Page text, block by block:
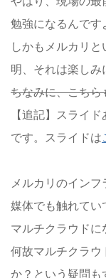
勉強になるんです
しかもメルカリ
明、それは楽しみ
ちなみに、こち
【追記】スライ
です。スライドは
メルカリのイン
媒体でも触れてい
マルチクラウドに
何故マルチクラ
か？という疑問も